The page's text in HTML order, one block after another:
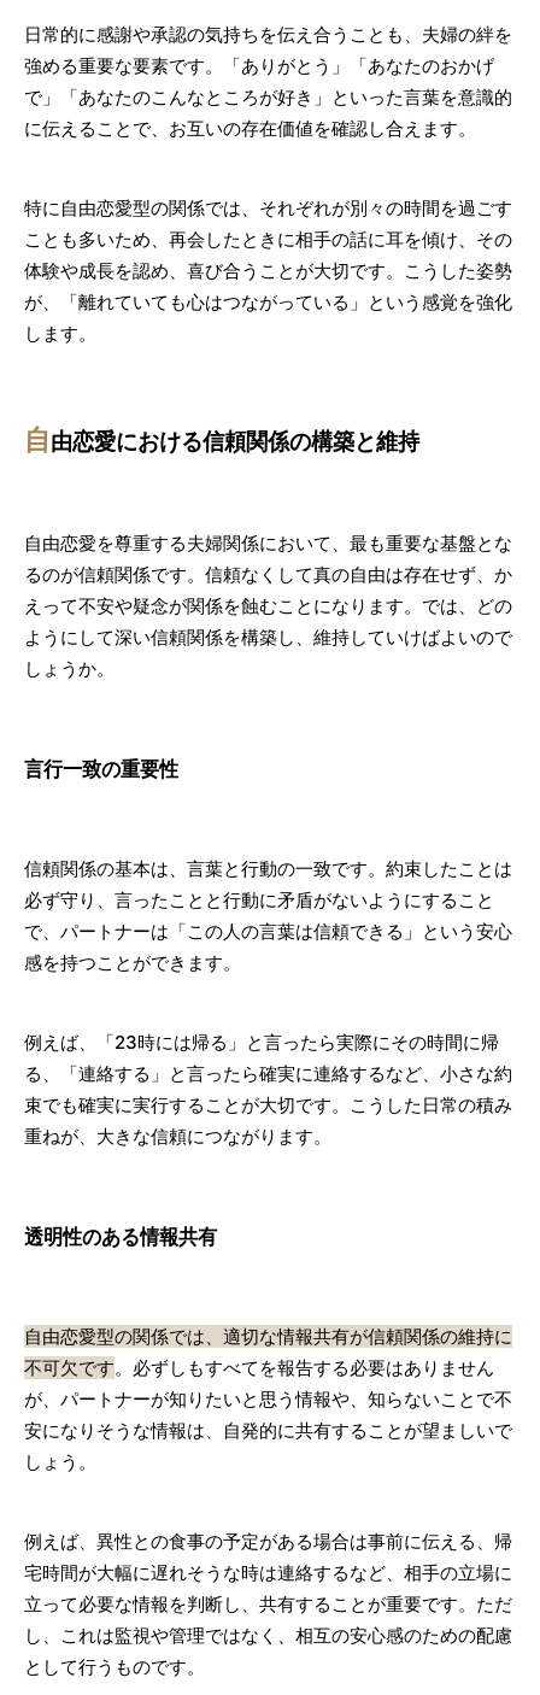
日常的に感謝や承認の気持ちを伝え合うことも、夫婦の絆を
強める重要な要素です。「ありがとう」「あなたのおかげ
で」「あなたのこんなところが好き」といった言葉を意識的
に伝えることで、お互いの存在価値を確認し合えます。
特に自由恋愛型の関係では、それぞれが別々の時間を過ごす
ことも多いため、再会したときに相手の話に耳を傾け、その
体験や成長を認め、喜び合うことが大切です。こうした姿勢
が、「離れていても心はつながっている」という感覚を強化
します。
自由恋愛における信頼関係の構築と維持
自由恋愛を尊重する夫婦関係において、最も重要な基盤とな
るのが信頼関係です。信頼なくして真の自由は存在せず、か
えって不安や疑念が関係を蝕むことになります。では、どの
ようにして深い信頼関係を構築し、維持していけばよいので
しょうか。
言行一致の重要性
信頼関係の基本は、言葉と行動の一致です。約束したことは
必ず守り、言ったことと行動に矛盾がないようにすること
で、パートナーは「この人の言葉は信頼できる」という安心
感を持つことができます。
例えば、「23時には帰る」と言ったら実際にその時間に帰
る、「連絡する」と言ったら確実に連絡するなど、小さな約
束でも確実に実行することが大切です。こうした日常の積み
重ねが、大きな信頼につながります。
透明性のある情報共有
自由恋愛型の関係では、適切な情報共有が信頼関係の維持に
不可欠です。必ずしもすべてを報告する必要はありません
が、パートナーが知りたいと思う情報や、知らないことで不
安になりそうな情報は、自発的に共有することが望ましいで
しょう。
例えば、異性との食事の予定がある場合は事前に伝える、帰
宅時間が大幅に遅れそうな時は連絡するなど、相手の立場に
立って必要な情報を判断し、共有することが重要です。ただ
し、これは監視や管理ではなく、相互の安心感のための配慮
として行うものです。